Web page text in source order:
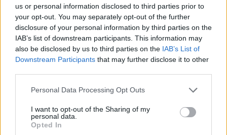
us or personal information disclosed to third parties prior to
your opt-out. You may separately opt-out of the further
disclosure of your personal information by third parties on the
IAB’s list of downstream participants. This information may
also be disclosed by us to third parties on the IAB’s List of
Downstream Participants that may further disclose it to other
Personal Data Processing Opt Outs
I want to opt-out of the Sharing of my
personal data.
Opted In
zhvillojmë negociata të
ndodhet në krizë të rëndë
ekonomike
ekstraduar në Dublin,
përballet me akuza për